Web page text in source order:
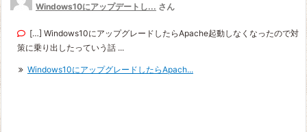
Windows10にアップデートし... さん
[…] Windows10にアップグレードしたらApache起動しなくなったので対
策に乗り出したっていう話 ...
Windows10にアップグレードしたらApach...